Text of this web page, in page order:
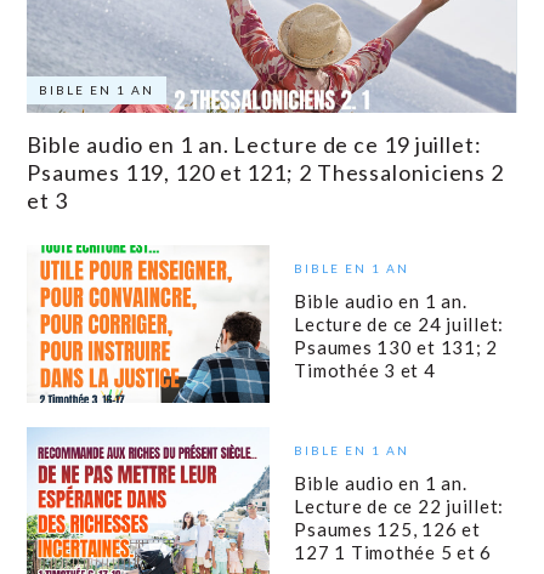
BIBLE EN 1 AN
Bible audio en 1 an. Lecture de ce 19 juillet:
Psaumes 119, 120 et 121; 2 Thessaloniciens 2
et 3
BIBLE EN 1 AN
Bible audio en 1 an.
Lecture de ce 24 juillet:
Psaumes 130 et 131; 2
Timothée 3 et 4
BIBLE EN 1 AN
Bible audio en 1 an.
Lecture de ce 22 juillet:
Psaumes 125, 126 et
127 1 Timothée 5 et 6